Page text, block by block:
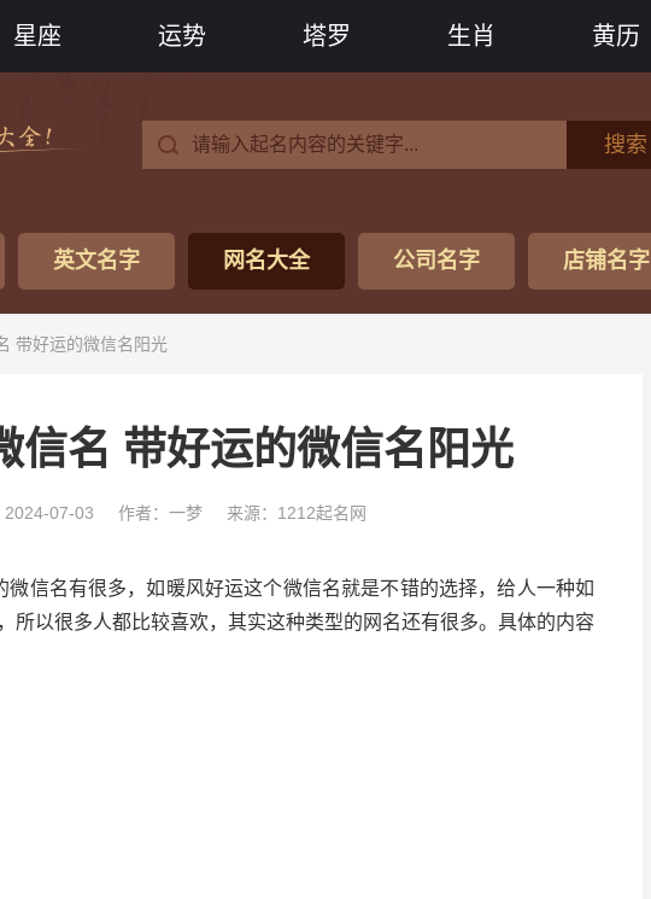
星座 运势 塔罗 生肖 黄历
搜索
英文名字 网名大全 公司名字 店铺名字
带好运的微信名阳光
信名 带好运的微信名阳光
2024-07-03 作者：一梦 来源：1212起名网
信名有很多，如暖风好运这个微信名就是不错的选择，给人一种如
所以很多人都比较喜欢，其实这种类型的网名还有很多。具体的内容